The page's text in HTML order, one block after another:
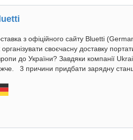
з офіційного сайту Bluetti
організувати своєчасну доставку
до України? Завдяки компанії
3 причини придбати зарядну